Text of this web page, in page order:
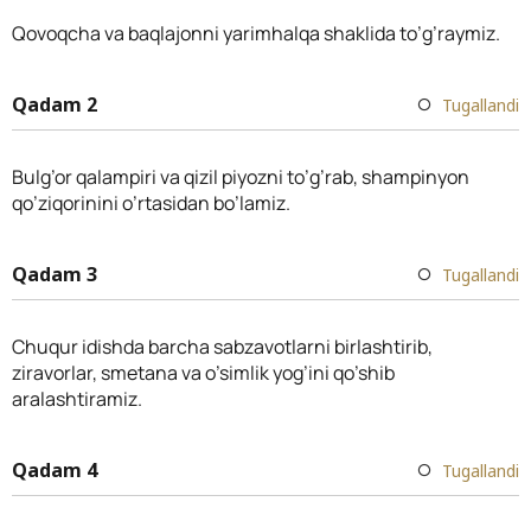
Qovoqcha va baqlajonni yarimhalqa shaklida to’g’raymiz.
Qadam 2 Tugallandi
Bulg’or qalampiri va qizil piyozni to’g’rab, shampinyon
qo’ziqorinini o’rtasidan bo’lamiz.
Qadam 3 Tugallandi
Chuqur idishda barcha sabzavotlarni birlashtirib,
ziravorlar, smetana va o’simlik yog’ini qo’shib
aralashtiramiz.
Qadam 4 Tugallandi